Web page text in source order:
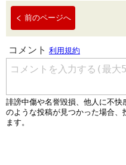
前のページへ